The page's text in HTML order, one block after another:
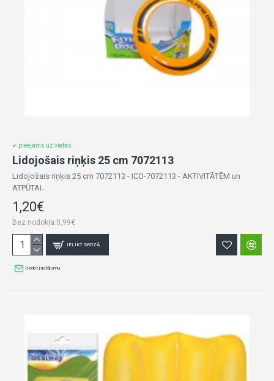
✔ pieejams uz vietas
Lidojošais riņķis 25 cm 7072113
Lidojošais riņķis 25 cm 7072113 - ICO-7072113 - AKTIVITĀTĒM un
ATPŪTAI..
1,20€
Bez nodokļa:0,99€
IELIKT GROZĀ
Uzdot jautājumu